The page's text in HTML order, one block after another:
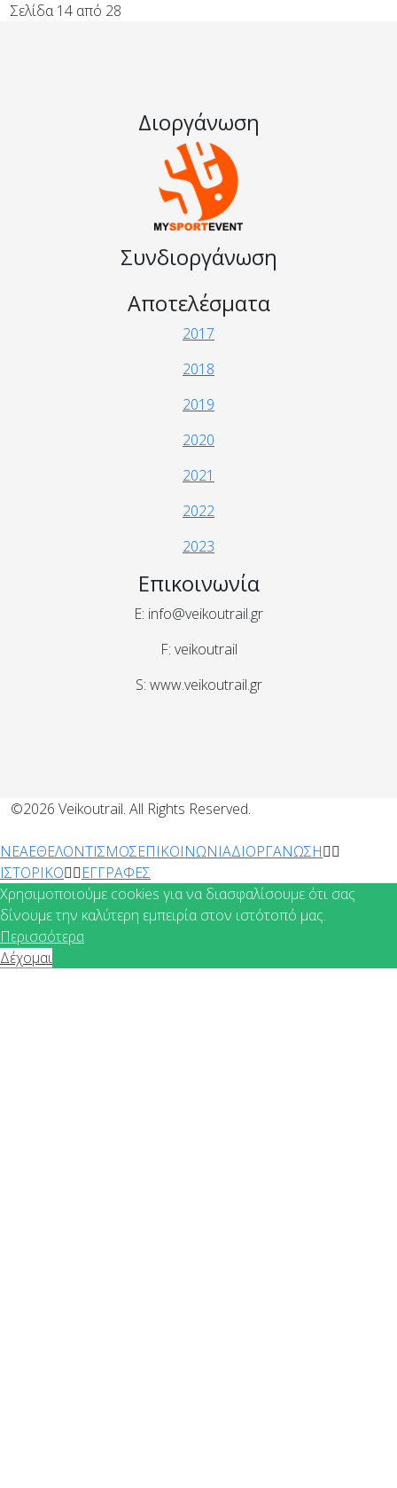
Σελίδα 14 από 28
Διοργάνωση
Συνδιοργάνωση
Αποτελέσματα
2017
2018
2019
2020
2021
2022
2023
Επικοινωνία
E: info@veikoutrail.gr
F: veikoutrail
S: www.veikoutrail.gr
©2026 Veikoutrail. All Rights Reserved.
ΝΕΑΕΘΕΛΟΝΤΙΣΜΟΣΕΠΙΚΟΙΝΩΝΙΑΔΙΟΡΓΑΝΩΣΗ
ΙΣΤΟΡΙΚΟ
ΕΓΓΡΑΦΕΣ
Χρησιμοποιούμε cookies για να διασφαλίσουμε ότι σας
δίνουμε την καλύτερη εμπειρία στον ιστότοπό μας.
Περισσότερα
Δέχομαι